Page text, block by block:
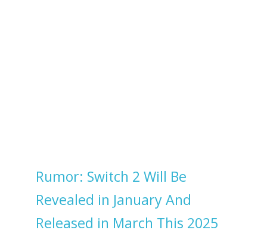
Rumor: Switch 2 Will Be
Revealed in January And
Released in March This 2025